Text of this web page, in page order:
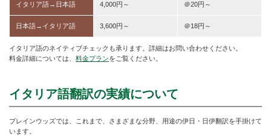
イタリア語→日本語 4,000円～ ＠20円～
日本語→イタリア語 3,600円～ ＠18円～
イタリア語のネイティブチェックも承ります。詳細はお問い合わせください。
料金詳細については、 料金プランをご覧ください。
イタリア語翻訳の実績について
ブレインウッズでは、これまで、さまざまな分野、用途の伊日・日伊翻訳を手掛けて
います。